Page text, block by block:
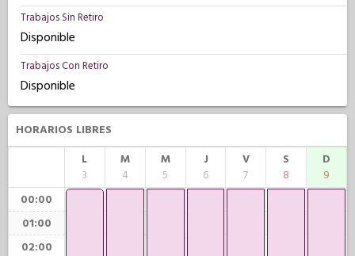
Trabajos Sin Retiro
Disponible
Trabajos Con Retiro
Disponible
HORARIOS LIBRES
L
3
M
4
M
5
J
6
V
7
S
8
D
9
00:00
01:00
02:00